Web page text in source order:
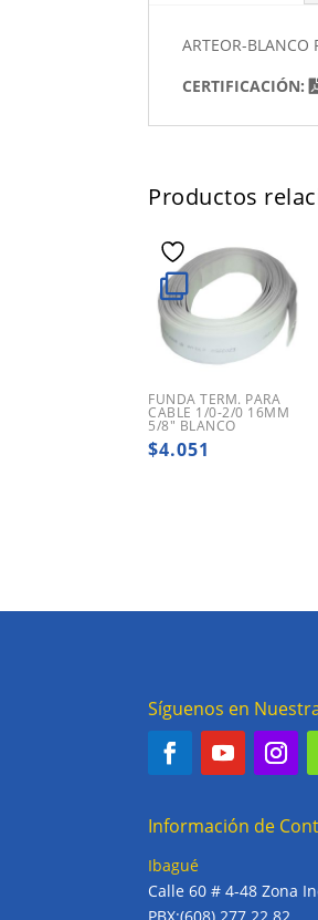
ARTEOR-BLANCO
CERTIFICACIÓN:
Productos
FUNDA TERM. PARA
CABLE 1/0-2/0 16MM
5/8″ BLANCO
$4.051
Síguenos en
Información de
Ibagué
Calle 60 # 4-48 Zona